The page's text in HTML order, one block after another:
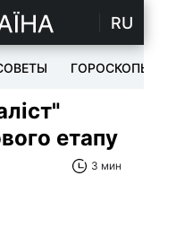
RU
ГОРОСКОПЫ
етапу
3 мин